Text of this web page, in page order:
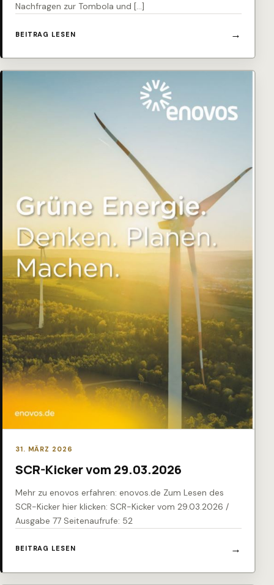
Nachfragen zur Tombola und […]
BEITRAG LESEN
31. MÄRZ 2026
SCR-Kicker vom 29.03.2026
Mehr zu enovos erfahren: enovos.de Zum Lesen des
SCR-Kicker hier klicken: SCR-Kicker vom 29.03.2026 /
Ausgabe 77 Seitenaufrufe: 52
BEITRAG LESEN